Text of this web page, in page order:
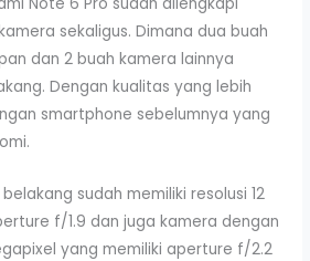
sekaligus. Dimana dua buah
dan 2 buah kamera lainnya
Dengan kualitas yang lebih
smartphone sebelumnya yang
sudah memiliki resolusi 12
f/1.9 dan juga kamera dengan
yang memiliki aperture f/2.2